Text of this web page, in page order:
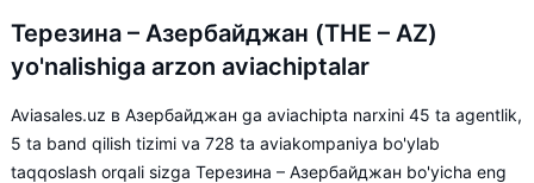
Терезина – Азербайджан (THE – AZ)
yo'nalishiga arzon aviachiptalar
Aviasales.uz в Азербайджан ga aviachipta narxini 45 ta agentlik,
5 ta band qilish tizimi va 728 ta aviakompaniya bo'ylab
taqqoslash orqali sizga Терезина – Азербайджан bo'yicha eng